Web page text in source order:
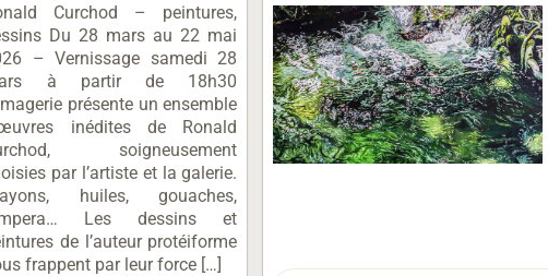
Curchod – peintures,
Du 28 mars au 22 mai
– Vernissage samedi 28
à partir de 18h30
présente un ensemble
inédites de Ronald
soigneusement
par l’artiste et la galerie.
huiles, gouaches,
Les dessins et
de l’auteur protéiforme
frappent par leur force […]